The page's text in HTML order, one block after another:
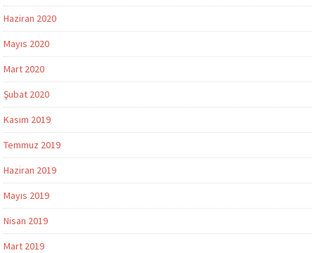
Haziran 2020
Mayıs 2020
Mart 2020
Şubat 2020
Kasım 2019
Temmuz 2019
Haziran 2019
Mayıs 2019
Nisan 2019
Mart 2019